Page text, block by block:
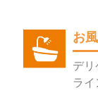
お
デ
ラ